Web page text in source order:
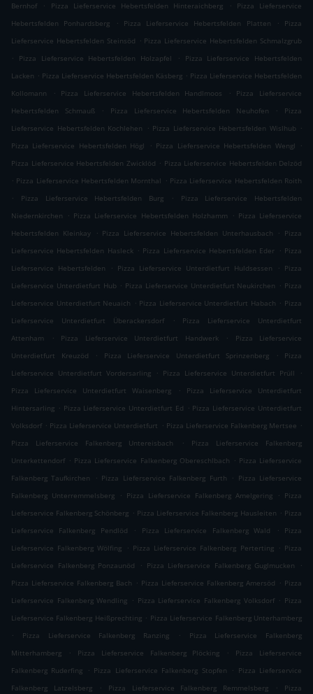
Bernhof
. Pizza Lieferservice Hebertsfelden Hinteraichberg .
Pizza Lieferservice
Hebertsfelden Ponhardsberg
. Pizza Lieferservice Hebertsfelden Platten .
Pizza
Lieferservice Hebertsfelden Steinsöd . Pizza Lieferservice Hebertsfelden Schmalzgrub
.
Pizza Lieferservice Hebertsfelden Holzapfel .
Pizza Lieferservice Hebertsfelden
Lacken . Pizza Lieferservice Hebertsfelden Käsberg . Pizza Lieferservice Hebertsfelden
Kollomann
. Pizza Lieferservice Hebertsfelden Handlmoos .
Pizza Lieferservice
Hebertsfelden Schmauß
. Pizza Lieferservice Hebertsfelden Neuhofen .
Pizza
Lieferservice Hebertsfelden Kochlehen
. Pizza Lieferservice Hebertsfelden Wislhub .
Pizza Lieferservice Hebertsfelden Högl
. Pizza Lieferservice Hebertsfelden Wengl
.
Pizza Lieferservice Hebertsfelden Zwicklöd . Pizza Lieferservice Hebertsfelden Delzöd
. Pizza Lieferservice Hebertsfelden Mornthal . Pizza Lieferservice Hebertsfelden Roith
.
Pizza Lieferservice Hebertsfelden Burg .
Pizza Lieferservice Hebertsfelden
Niedernkirchen
. Pizza Lieferservice Hebertsfelden Holzhamm . Pizza Lieferservice
Hebertsfelden Kleinkay
. Pizza Lieferservice Hebertsfelden Unterhausbach . Pizza
Lieferservice Hebertsfelden Hasleck . Pizza Lieferservice Hebertsfelden Eder . Pizza
Lieferservice Hebertsfelden
. Pizza Lieferservice Unterdietfurt Huldsessen . Pizza
Lieferservice Unterdietfurt Hub . Pizza Lieferservice Unterdietfurt Neukirchen . Pizza
Lieferservice Unterdietfurt Neuaich . Pizza Lieferservice Unterdietfurt Habach . Pizza
Lieferservice Unterdietfurt Überackersdorf
.
Pizza Lieferservice Unterdietfurt
Attenham
. Pizza Lieferservice Unterdietfurt Handwerk .
Pizza Lieferservice
Unterdietfurt Kreuzöd
. Pizza Lieferservice Unterdietfurt Sprinzenberg .
Pizza
Lieferservice Unterdietfurt Vordersarling
. Pizza Lieferservice Unterdietfurt Prüll
.
Pizza Lieferservice Unterdietfurt Waisenberg
.
Pizza Lieferservice Unterdietfurt
Hintersarling . Pizza Lieferservice Unterdietfurt Ed . Pizza Lieferservice Unterdietfurt
Volksdorf . Pizza Lieferservice Unterdietfurt . Pizza Lieferservice Falkenberg Mertsee .
Pizza Lieferservice Falkenberg Untereisbach
.
Pizza Lieferservice Falkenberg
Unterkettendorf . Pizza Lieferservice Falkenberg Obereschlbach . Pizza Lieferservice
Falkenberg Taufkirchen
. Pizza Lieferservice Falkenberg Furth . Pizza Lieferservice
Falkenberg Unterremmelsberg
. Pizza Lieferservice Falkenberg Amelgering . Pizza
Lieferservice Falkenberg Schönberg . Pizza Lieferservice Falkenberg Hausleiten . Pizza
Lieferservice Falkenberg Pendlöd
. Pizza Lieferservice Falkenberg Wald .
Pizza
Lieferservice Falkenberg Wölfing
. Pizza Lieferservice Falkenberg Perterting . Pizza
Lieferservice Falkenberg Ponzaunöd
. Pizza Lieferservice Falkenberg Guglmucken
.
Pizza Lieferservice Falkenberg Bach . Pizza Lieferservice Falkenberg Amersöd . Pizza
Lieferservice Falkenberg Wendling . Pizza Lieferservice Falkenberg Volksdorf . Pizza
Lieferservice Falkenberg Heißprechting . Pizza Lieferservice Falkenberg Unterhamberg
.
Pizza Lieferservice Falkenberg Ranzing .
Pizza Lieferservice Falkenberg
Mitterhamberg
. Pizza Lieferservice Falkenberg Plöcking .
Pizza Lieferservice
Falkenberg Ruderfing
. Pizza Lieferservice Falkenberg Stopfen . Pizza Lieferservice
Falkenberg Latzelsberg
. Pizza Lieferservice Falkenberg Remmelsberg .
Pizza